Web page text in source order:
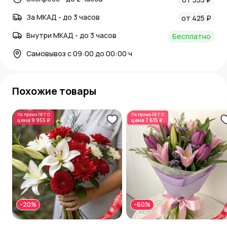
За МКАД - до 3 часов
от 425 ₽
Внутри МКАД - до 3 часов
Бесплатно
Самовывоз с 09:00 до 00:00 ч
Похожие товары
По промоЛЕТО
цена 9 955 ₽
-20%
По промоЛЕТО
цена 7 615 ₽
-60%